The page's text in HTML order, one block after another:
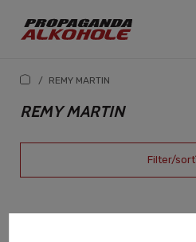
/ REMY MARTIN
REMY MARTIN
Filter/sort